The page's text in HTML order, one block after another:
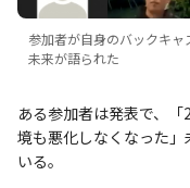
参加者が自身のバックキ
未来が語られた
ある参加者は発表で、
境も悪化しなくなった
いる。